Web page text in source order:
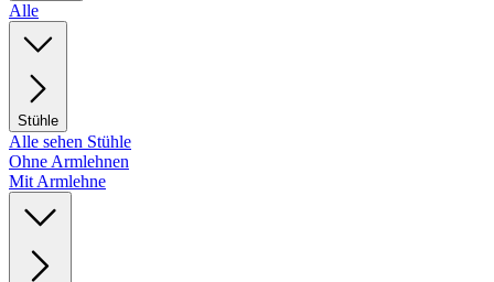
Alle
Stühle
Alle sehen Stühle
Ohne Armlehnen
Mit Armlehne